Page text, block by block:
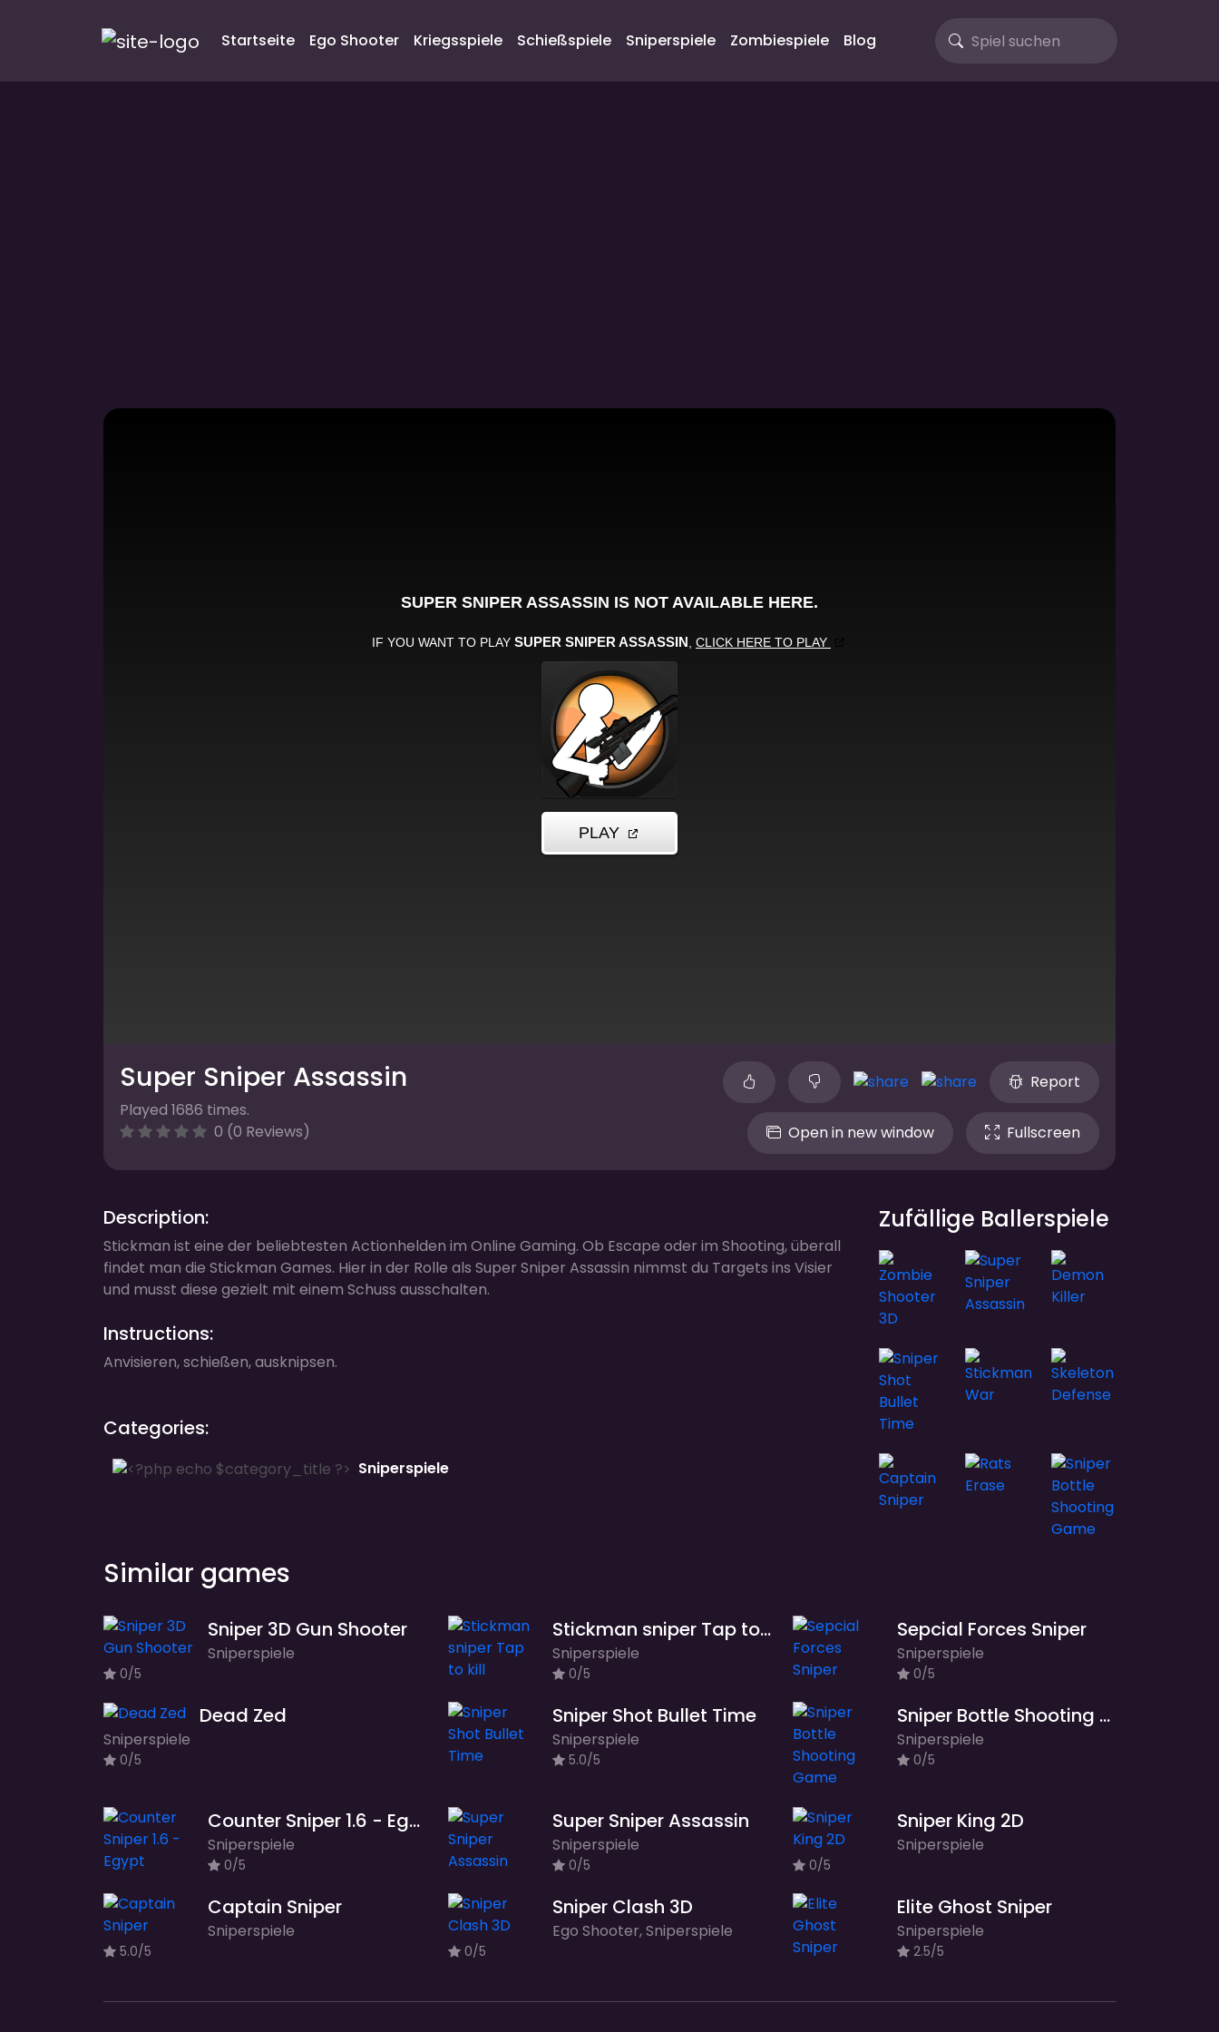
Startseite Ego Shooter Kriegsspiele Schießspiele Sniperspiele Zombiespiele Blog
Super Sniper Assassin
Played 1686 times.
0 (0 Reviews)
Report
Open in new window Fullscreen
Description:
Stickman ist eine der beliebtesten Actionhelden im Online Gaming. Ob Escape oder im Shooting, überall
findet man die Stickman Games. Hier in der Rolle als Super Sniper Assassin nimmst du Targets ins Visier
und musst diese gezielt mit einem Schuss ausschalten.
Instructions:
Anvisieren, schießen, ausknipsen.
Categories:
Sniperspiele
Zufällige Ballerspiele
Similar games
Sniper 3D Gun Shooter
Sniperspiele
0/5
Stickman sniper Tap to kill
Sniperspiele
0/5
Sepcial Forces Sniper
Sniperspiele
0/5
Dead Zed
Sniperspiele
0/5
Sniper Shot Bullet Time
Sniperspiele
5.0/5
Sniper Bottle Shooting Game
Sniperspiele
0/5
Counter Sniper 1.6 - Egypt
Sniperspiele
0/5
Super Sniper Assassin
Sniperspiele
0/5
Sniper King 2D
Sniperspiele
0/5
Captain Sniper
Sniperspiele
5.0/5
Sniper Clash 3D
Ego Shooter, Sniperspiele
0/5
Elite Ghost Sniper
Sniperspiele
2.5/5